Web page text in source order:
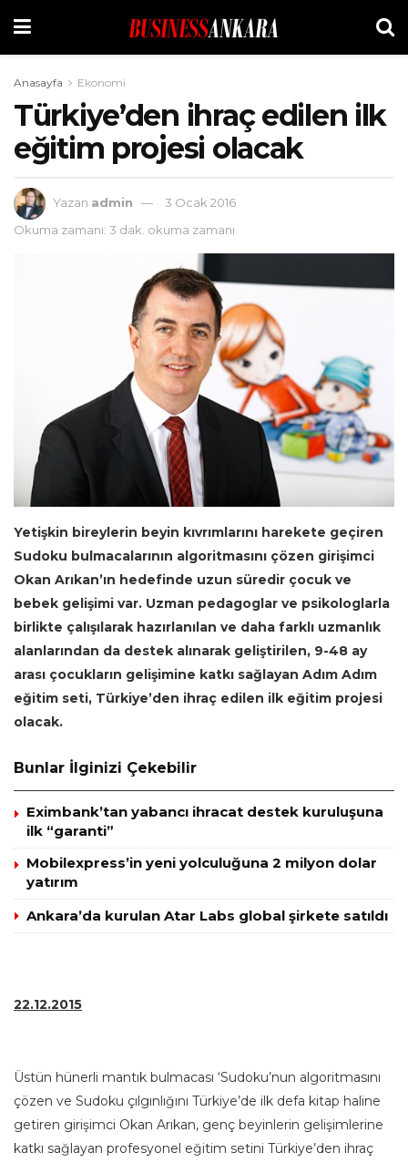
Anasayfa Ekonomi
Türkiye’den ihraç edilen ilk
eğitim projesi olacak
Yazan admin
3 Ocak 2016
Okuma zamanı: 3 dak. okuma zamanı
Yetişkin bireylerin beyin kıvrımlarını harekete geçiren
Sudoku bulmacalarının algoritmasını çözen girişimci
Okan Arıkan’ın hedefinde uzun süredir çocuk ve
bebek gelişimi var. Uzman pedagoglar ve psikologlarla
birlikte çalışılarak hazırlanılan ve daha farklı uzmanlık
alanlarından da destek alınarak geliştirilen, 9-48 ay
arası çocukların gelişimine katkı sağlayan Adım Adım
eğitim seti, Türkiye’den ihraç edilen ilk eğitim projesi
olacak.
Bunlar İlginizi Çekebilir
Eximbank’tan yabancı ihracat destek kuruluşuna
ilk “garanti”
Mobilexpress’in yeni yolculuğuna 2 milyon dolar
yatırım
Ankara’da kurulan Atar Labs global şirkete satıldı
22.12.2015
Üstün hünerli mantık bulmacası ‘Sudoku’nun algoritmasını
çözen ve Sudoku çılgınlığını Türkiye’de ilk defa kitap haline
getiren girişimci Okan Arıkan, genç beyinlerin gelişimlerine
katkı sağlayan profesyonel eğitim setini Türkiye’den ihraç